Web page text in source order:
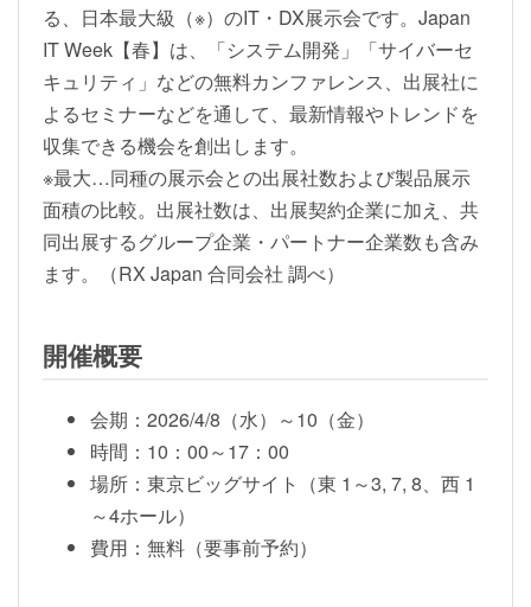
る、日本最大級（※）のIT・DX展示会です。Japan
IT Week【春】は、「システム開発」「サイバーセ
キュリティ」などの無料カンファレンス、出展社に
よるセミナーなどを通して、最新情報やトレンドを
収集できる機会を創出します。
※最大…同種の展示会との出展社数および製品展示
面積の比較。出展社数は、出展契約企業に加え、共
同出展するグループ企業・パートナー企業数も含み
ます。（RX Japan 合同会社 調べ）
開催概要
会期：2026/4/8（水）～10（金）
時間：10：00～17：00
場所：東京ビッグサイト（東 1～3, 7, 8、西 1
～4ホール）
費用：無料（要事前予約）